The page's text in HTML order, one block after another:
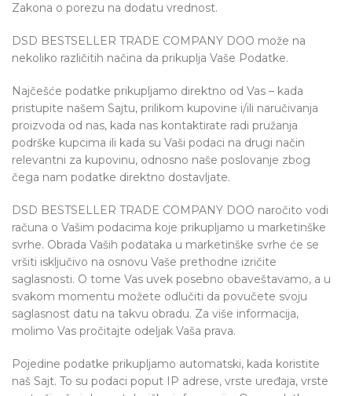
Zakona o porezu na dodatu vrednost.
DSD BESTSELLER TRADE COMPANY DOO može na
nekoliko različitih načina da prikuplja Vaše Podatke.
Najčešće podatke prikupljamo direktno od Vas – kada
pristupite našem Sajtu, prilikom kupovine i/ili naručivanja
proizvoda od nas, kada nas kontaktirate radi pružanja
podrške kupcima ili kada su Vaši podaci na drugi način
relevantni za kupovinu, odnosno naše poslovanje zbog
čega nam podatke direktno dostavljate.
DSD BESTSELLER TRADE COMPANY DOO naročito vodi
računa o Vašim podacima koje prikupljamo u marketinške
svrhe. Obrada Vaših podataka u marketinške svrhe će se
vršiti isključivo na osnovu Vaše prethodne izričite
saglasnosti. O tome Vas uvek posebno obaveštavamo, a u
svakom momentu možete odlučiti da povučete svoju
saglasnost datu na takvu obradu. Za više informacija,
molimo Vas pročitajte odeljak Vaša prava.
Pojedine podatke prikupljamo automatski, kada koristite
naš Sajt. To su podaci poput IP adrese, vrste uređaja, vrste